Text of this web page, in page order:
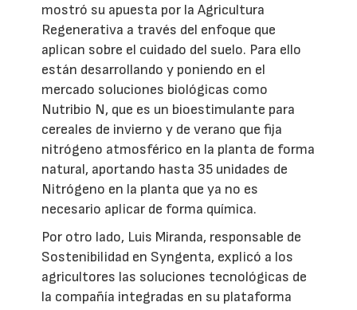
mostró su apuesta por la Agricultura
Regenerativa a través del enfoque que
aplican sobre el cuidado del suelo. Para ello
están desarrollando y poniendo en el
mercado soluciones biológicas como
Nutribio N, que es un bioestimulante para
cereales de invierno y de verano que fija
nitrógeno atmosférico en la planta de forma
natural, aportando hasta 35 unidades de
Nitrógeno en la planta que ya no es
necesario aplicar de forma química.
Por otro lado, Luis Miranda, responsable de
Sostenibilidad en Syngenta, explicó a los
agricultores las soluciones tecnológicas de
la compañía integradas en su plataforma